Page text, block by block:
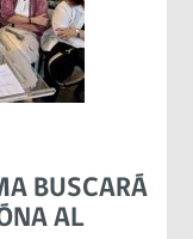
BUSCARÁ
AL